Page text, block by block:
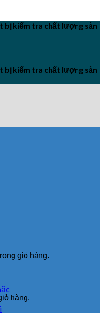
bị kiểm tra chất lượng sản
bị kiểm tra chất lượng sản
giỏ hàng.
hàng.